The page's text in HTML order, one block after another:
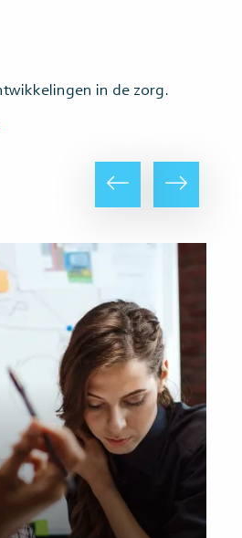
in de zorg.
Volgende
Vorige